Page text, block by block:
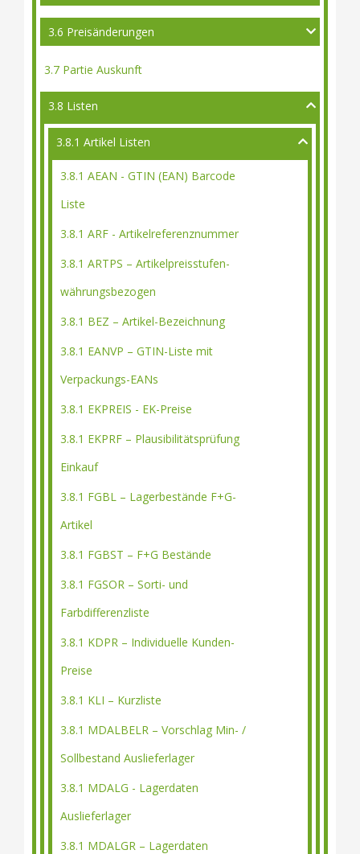
3.6 Preisänderungen
3.7 Partie Auskunft
3.8 Listen
3.8.1 Artikel Listen
3.8.1 AEAN - GTIN (EAN) Barcode
Liste
3.8.1 ARF - Artikelreferenznummer
3.8.1 ARTPS – Artikelpreisstufen-
währungsbezogen
3.8.1 BEZ – Artikel-Bezeichnung
3.8.1 EANVP – GTIN-Liste mit
Verpackungs-EANs
3.8.1 EKPREIS - EK-Preise
3.8.1 EKPRF – Plausibilitätsprüfung
Einkauf
3.8.1 FGBL – Lagerbestände F+G-
Artikel
3.8.1 FGBST – F+G Bestände
3.8.1 FGSOR – Sorti- und
Farbdifferenzliste
3.8.1 KDPR – Individuelle Kunden-
Preise
3.8.1 KLI – Kurzliste
3.8.1 MDALBELR – Vorschlag Min- /
Sollbestand Auslieferlager
3.8.1 MDALG - Lagerdaten
Auslieferlager
3.8.1 MDALGR – Lagerdaten